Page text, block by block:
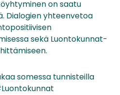
on saatu
Dialogien yhteenvetoa
sekä Luontokunnat-
somessa tunnisteilla